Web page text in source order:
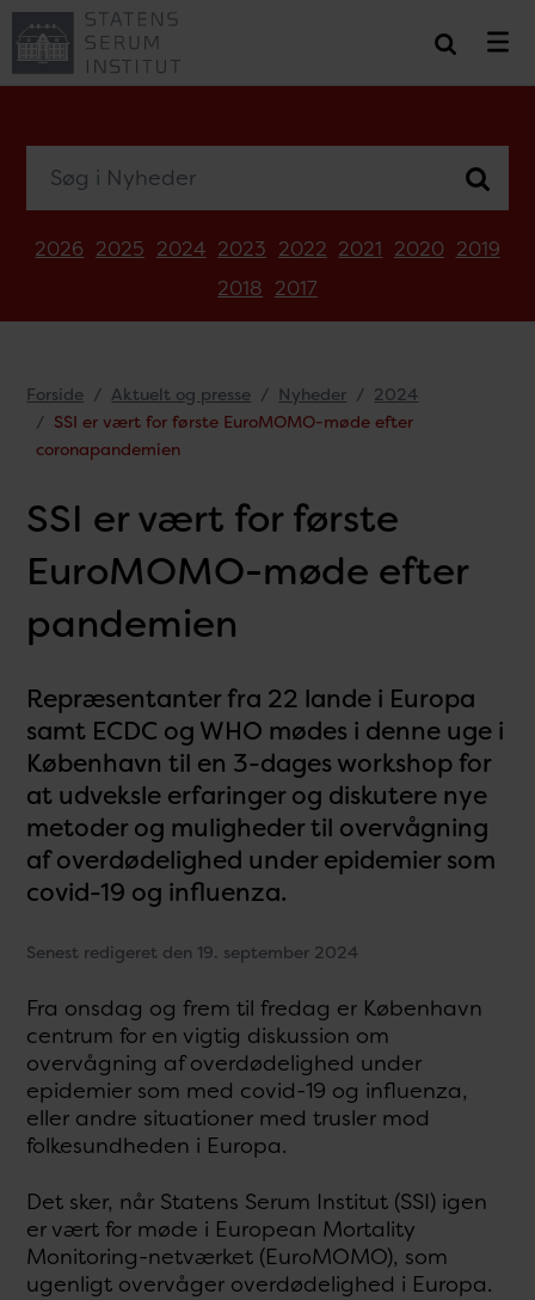
2026 2025 2024 2023 2022 2021 2020 2019
2018 2017
Forside Aktuelt og presse Nyheder
2024
SSI er vært for første EuroMOMO-møde efter
coronapandemien
SSI er vært for første
EuroMOMO-møde efter
pandemien
Repræsentanter fra 22 lande i Europa
samt ECDC og WHO mødes i denne uge i
København til en 3-dages workshop for
at udveksle erfaringer og diskutere nye
metoder og muligheder til overvågning
af overdødelighed under epidemier som
covid-19 og influenza.
Senest redigeret den 19. september 2024
Fra onsdag og frem til fredag er København
centrum for en vigtig diskussion om
overvågning af overdødelighed under
epidemier som med covid-19 og influenza,
eller andre situationer med trusler mod
folkesundheden i Europa.
Det sker, når Statens Serum Institut (SSI) igen
er vært for møde i European Mortality
Monitoring-netværket (EuroMOMO), som
ugenligt overvåger overdødelighed i Europa.